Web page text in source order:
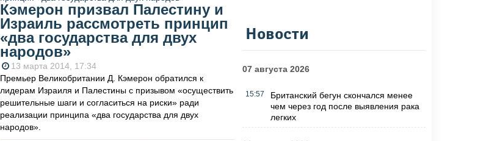
Кэмерон призвал Палестину и
Израиль рассмотреть принцип
«два государства для двух
народов»
13 марта 2014, 17:34
Премьер Великобритании Д. Кэмерон обратился к
лидерам Израиля и Палестины с призывом «осуществить
решительные шаги и согласиться на риски» ради
реализации принципа «два государства для двух
народов».
Новости
07 августа 2026
15:57
Британский бегун скончался менее
чем через год после выявления рака
легких